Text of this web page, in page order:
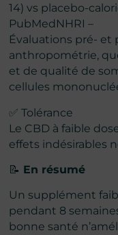
14) vs placebo-
PubMedNHRI –
Évaluations pré-
anthropométrie,
et de qualité de
cellules
✅ Tolérance
Le CBD à faible
effets indésirables
📝 En résumé
Un supplément
pendant 8
bonne santé